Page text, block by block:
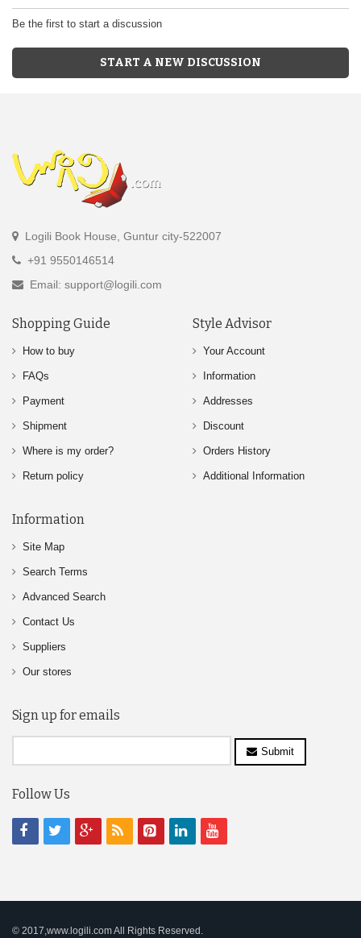
Be the first to start a discussion
START A NEW DISCUSSION
Logili Book House, Guntur city-522007
+91 9550146514
Email: support@logili.com
Shopping Guide
How to buy
FAQs
Payment
Shipment
Where is my order?
Return policy
Style Advisor
Your Account
Information
Addresses
Discount
Orders History
Additional Information
Information
Site Map
Search Terms
Advanced Search
Contact Us
Suppliers
Our stores
Sign up for emails
Submit
Follow Us
© 2017,www.logili.com All Rights Reserved.